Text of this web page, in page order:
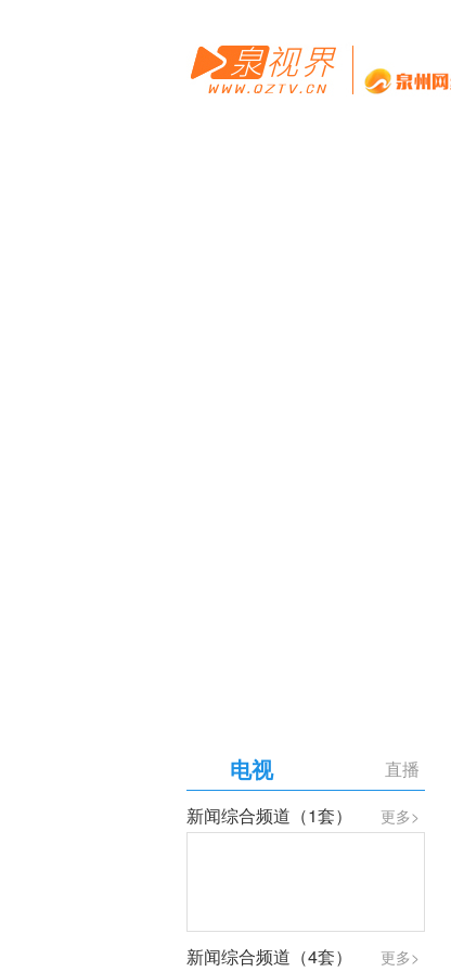
直播
电视
更多>
新闻综合频道（1套）
更多>
新闻综合频道（4套）